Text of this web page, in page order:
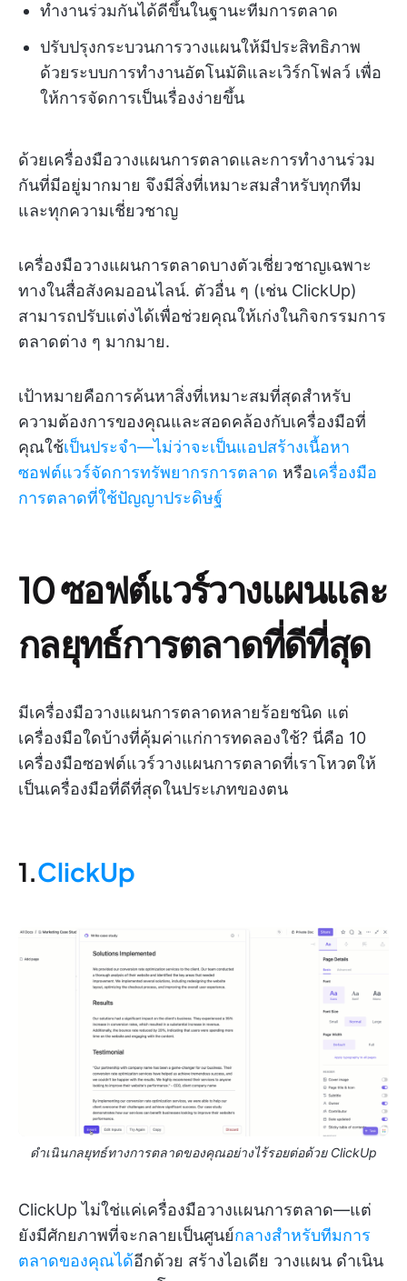
ทำงานร่วมกันได้ดีขึ้นในฐานะทีมการตลาด
ปรับปรุงกระบวนการวางแผนให้มีประสิทธิภาพ
ด้วยระบบการทำงานอัตโนมัติและเวิร์กโฟลว์ เพื่อ
ให้การจัดการเป็นเรื่องง่ายขึ้น
ด้วยเครื่องมือวางแผนการตลาดและการทำงานร่วม
กันที่มีอยู่มากมาย จึงมีสิ่งที่เหมาะสมสำหรับทุกทีม
และทุกความเชี่ยวชาญ
เครื่องมือวางแผนการตลาดบางตัวเชี่ยวชาญเฉพาะ
ทางในสื่อสังคมออนไลน์. ตัวอื่น ๆ (เช่น ClickUp)
สามารถปรับแต่งได้เพื่อช่วยคุณให้เก่งในกิจกรรมการ
ตลาดต่าง ๆ มากมาย.
เป้าหมายคือการค้นหาสิ่งที่เหมาะสมที่สุดสำหรับ
ความต้องการของคุณและสอดคล้องกับเครื่องมือที่
คุณใช้เป็นประจำ—ไม่ว่าจะเป็นแอปสร้างเนื้อหา
ซอฟต์แวร์จัดการทรัพยากรการตลาด หรือเครื่องมือ
การตลาดที่ใช้ปัญญาประดิษฐ์
10 ซอฟต์แวร์วางแผนและ
กลยุทธ์การตลาดที่ดีที่สุด
มีเครื่องมือวางแผนการตลาดหลายร้อยชนิด แต่
เครื่องมือใดบ้างที่คุ้มค่าแก่การทดลองใช้? นี่คือ 10
เครื่องมือซอฟต์แวร์วางแผนการตลาดที่เราโหวตให้
เป็นเครื่องมือที่ดีที่สุดในประเภทของตน
1.ClickUp
ดำเนินกลยุทธ์ทางการตลาดของคุณอย่างไร้รอยต่อด้วย ClickUp
ClickUp ไม่ใช่แค่เครื่องมือวางแผนการตลาด—แต่
ยังมีศักยภาพที่จะกลายเป็นศูนย์กลางสำหรับทีมการ
ตลาดของคุณได้อีกด้วย สร้างไอเดีย วางแผน ดำเนิน